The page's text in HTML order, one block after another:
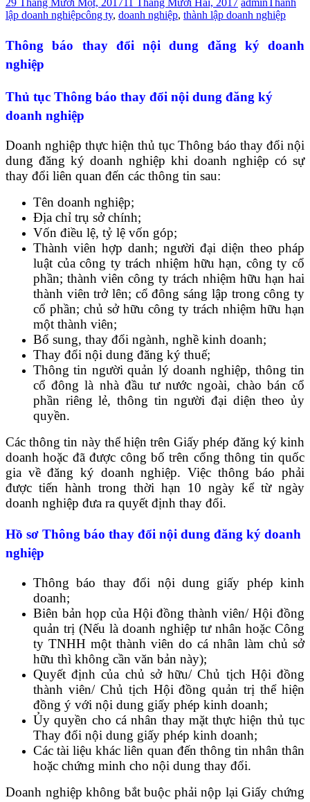
lập doanh nghiệpcông ty, doanh nghiệp, thành lập doanh nghiệp
Thông báo thay đổi nội dung đăng ký doanh
nghiệp
Thủ tục Thông báo thay đổi nội dung đăng ký
doanh nghiệp
Doanh nghiệp thực hiện thủ tục Thông báo thay đổi nội
dung đăng ký doanh nghiệp khi doanh nghiệp có sự
thay đổi liên quan đến các thông tin sau:
Tên doanh nghiệp;
Địa chỉ trụ sở chính;
Vốn điều lệ, tỷ lệ vốn góp;
Thành viên hợp danh; người đại diện theo pháp
luật của công ty trách nhiệm hữu hạn, công ty cổ
phần; thành viên công ty trách nhiệm hữu hạn hai
thành viên trở lên; cổ đông sáng lập trong công ty
cổ phần; chủ sở hữu công ty trách nhiệm hữu hạn
một thành viên;
Bổ sung, thay đổi ngành, nghề kinh doanh;
Thay đổi nội dung đăng ký thuế;
Thông tin người quản lý doanh nghiệp, thông tin
cổ đông là nhà đầu tư nước ngoài, chào bán cổ
phần riêng lẻ, thông tin người đại diện theo ủy
quyền.
Các thông tin này thể hiện trên Giấy phép đăng ký kinh
doanh hoặc đã được công bố trên cổng thông tin quốc
gia về đăng ký doanh nghiệp. Việc thông báo phải
được tiến hành trong thời hạn 10 ngày kể từ ngày
doanh nghiệp đưa ra quyết định thay đổi.
Hồ sơ Thông báo thay đổi nội dung đăng ký doanh
nghiệp
Thông báo thay đổi nội dung giấy phép kinh
doanh;
Biên bản họp của Hội đồng thành viên/ Hội đồng
quản trị (Nếu là doanh nghiệp tư nhân hoặc Công
ty TNHH một thành viên do cá nhân làm chủ sở
hữu thì không cần văn bản này);
Quyết định của chủ sở hữu/ Chủ tịch Hội đồng
thành viên/ Chủ tịch Hội đồng quản trị thể hiện
đồng ý với nội dung giấy phép kinh doanh;
Ủy quyền cho cá nhân thay mặt thực hiện thủ tục
Thay đổi nội dung giấy phép kinh doanh;
Các tài liệu khác liên quan đến thông tin nhân thân
hoặc chứng minh cho nội dung thay đổi.
Doanh nghiệp không bắt buộc phải nộp lại Giấy chứng